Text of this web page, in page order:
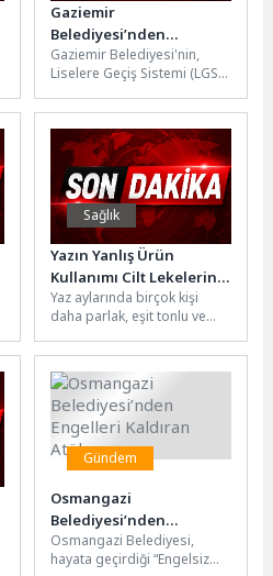
Gaziemir
Belediyesi’nden
öğrencilere ücretsiz
tercih danışmanlığı
desteği
Gaziemir Belediyesi'nin,
Liselere Geçiş Sistemi (LGS)
yapacak öğrencilere yönelik
ücretsiz olarak düzenlediği...
Sağlık
Yazın Yanlış Ürün
Kullanımı Cilt Lekelerini
Tetikleyebilir
Yaz aylarında birçok kişi
daha parlak, eşit tonlu ve
elde etmek...
Gündem
Osmangazi
Belediyesi’nden
Engelleri Kaldıran Atölye
Osmangazi Belediyesi,
hayata geçirdiği “Engelsiz